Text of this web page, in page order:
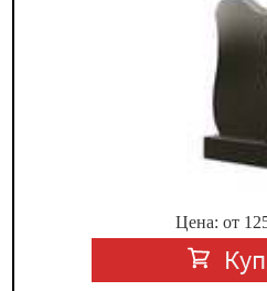
Цена: от